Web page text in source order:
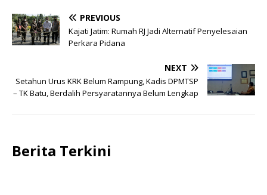
PREVIOUS
Kajati Jatim: Rumah RJ Jadi Alternatif Penyelesaian
Perkara Pidana
NEXT
Setahun Urus KRK Belum Rampung, Kadis DPMTSP
– TK Batu, Berdalih Persyaratannya Belum Lengkap
Berita Terkini